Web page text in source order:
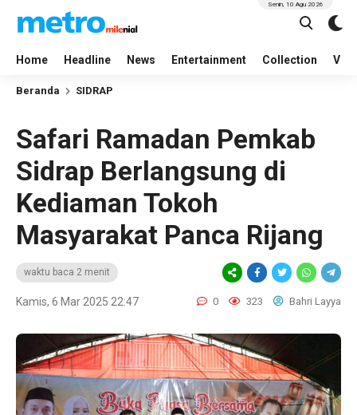
Home Headline News Entertainment Collection
Senin, 10 Agu 2026
Beranda SIDRAP
Safari Ramadan Pemkab
Sidrap Berlangsung di
Kediaman Tokoh
Masyarakat Panca Rijang
waktu baca 2 menit
Kamis, 6 Mar 2025 22:47 0 323 Bahri Layya